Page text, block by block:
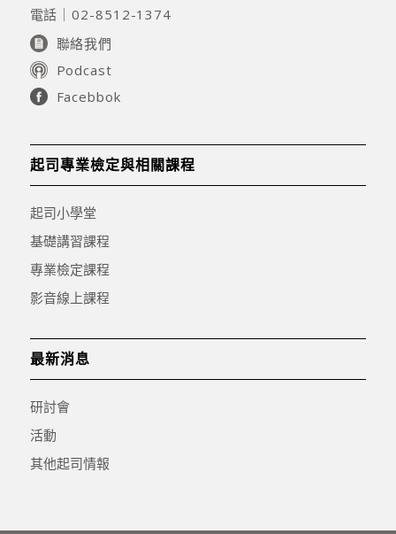
電話｜02-8512-1374
聯絡我們
Podcast
Facebbok
起司專業檢定與相關課程
起司小學堂
基礎講習課程
專業檢定課程
影音線上課程
最新消息
研討會
活動
其他起司情報